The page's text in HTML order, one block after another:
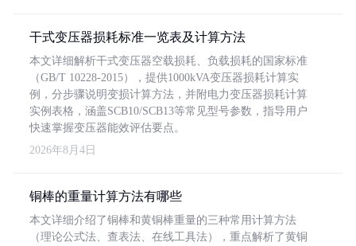
干式变压器损耗标准一览表及计算方法
本文详细解析干式变压器空载损耗、负载损耗的国家标准
（GB/T 10228-2015），提供1000kVA变压器损耗计算实
例，分步骤说明变损计算方法，并附电力变压器损耗计算
实例表格，涵盖SCB10/SCB13等常见型号参数，指导用户
快速掌握变压器能效评估要点。
2026年8月4日
铜棒的重量计算方法有哪些
本文详细介绍了铜棒和黄铜棒重量的三种常用计算方法
（理论公式法、查表法、在线工具法），重点解析了黄铜